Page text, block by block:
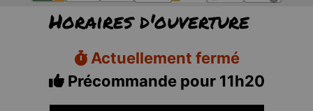
Horaires d'ouverture
Actuellement fermé
Précommande pour 11h20